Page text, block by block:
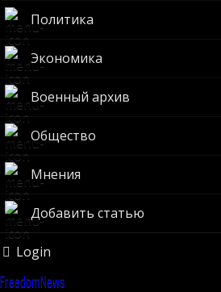
Политика
Экономика
Военный архив
Общество
Мнения
Добавить статью
Login
FreedomNews